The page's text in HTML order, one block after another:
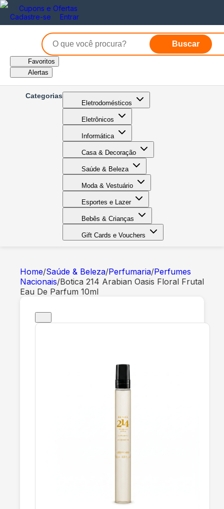
Cupons e Ofertas
Cadastre-se
Entrar
Buscar
Favoritos
Alertas
Categorias
Eletrodomésticos
Eletrônicos
Informática
Casa & Decoração
Saúde & Beleza
Moda & Vestuário
Esportes e Lazer
Bebês & Crianças
Gift Cards e Vouchers
Home/Saúde & Beleza/Perfumaria/Perfumes
Nacionais/Botica 214 Arabian Oasis Floral Frutal
Eau De Parfum 10ml